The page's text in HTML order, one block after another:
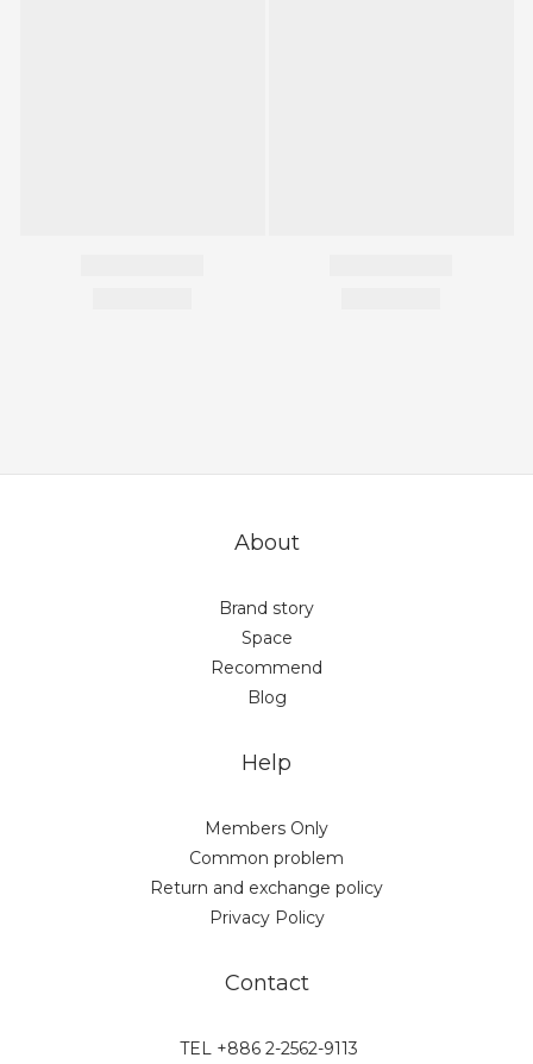
About
Brand story
Space
Recommend
Blog
Help
Members Only
Common problem
Return and exchange policy
Privacy Policy
Contact
TEL +886 2-2562-9113